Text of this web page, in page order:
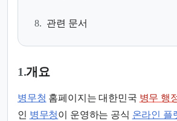
8. 관련 문서
1.개요
병무청 홈페이지는 대한민국 병무 행
인 병무청이 운영하는 공식 온라인 플